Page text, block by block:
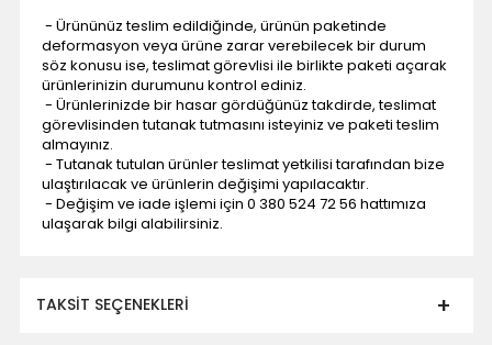
- Ürününüz teslim edildiğinde, ürünün paketinde
deformasyon veya ürüne zarar verebilecek bir durum
söz konusu ise, teslimat görevlisi ile birlikte paketi açarak
ürünlerinizin durumunu kontrol ediniz.
- Ürünlerinizde bir hasar gördüğünüz takdirde, teslimat
görevlisinden tutanak tutmasını isteyiniz ve paketi teslim
almayınız.
- Tutanak tutulan ürünler teslimat yetkilisi tarafından bize
ulaştırılacak ve ürünlerin değişimi yapılacaktır.
- Değişim ve iade işlemi için 0 380 524 72 56 hattımıza
ulaşarak bilgi alabilirsiniz.
TAKSIT SEÇENEKLERI